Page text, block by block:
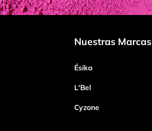
Nuestras Marcas
Ésika
L'Bel
Cyzone